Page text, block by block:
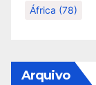
África (78)
Arquivo